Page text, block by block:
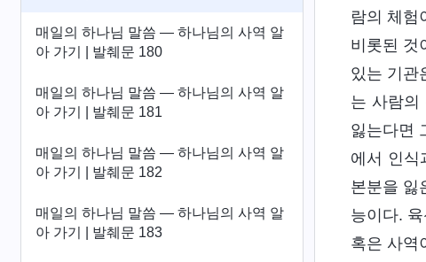
매일의 하나님 말씀 ― 하나님의 사역 알
아 가기 | 발췌문 180
매일의 하나님 말씀 ― 하나님의 사역 알
아 가기 | 발췌문 181
매일의 하나님 말씀 ― 하나님의 사역 알
아 가기 | 발췌문 182
매일의 하나님 말씀 ― 하나님의 사역 알
아 가기 | 발췌문 183
람의 체험
비롯된 것
있는 기관
는 사람의
잃는다면
에서 인식
본분을 잃
능이다.
혹은 사역